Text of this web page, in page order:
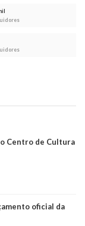
Centro de Cultura
oficial da